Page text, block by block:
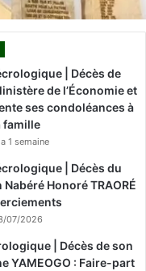
| Décès de
de l’Économie et
ses condoléances à
famille
1 semaine
| Décès du
Honoré TRAORÉ
07/2026
| Décès de son
YAMEOGO : Faire-part